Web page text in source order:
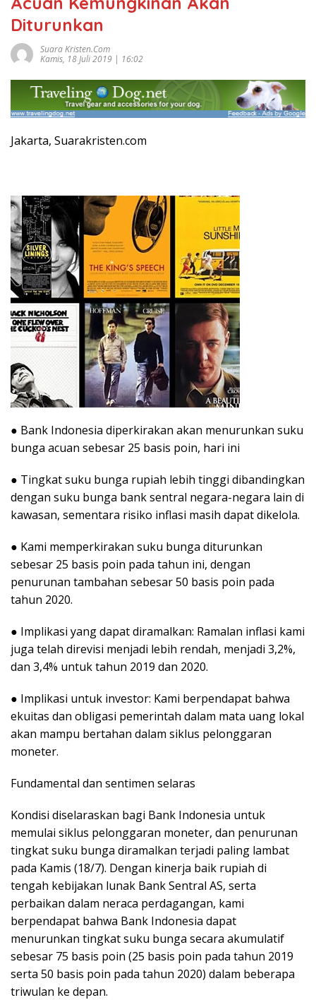
Diturunkan
Suara Kristen.com
Kamis, 18 Juli 2019 | 16:02
Jakarta, Suarakristen.com
● Bank Indonesia diperkirakan akan menurunkan suku
bunga acuan sebesar 25 basis poin, hari ini
● Tingkat suku bunga rupiah lebih tinggi dibandingkan
dengan suku bunga bank sentral negara-negara lain di
kawasan, sementara risiko inflasi masih dapat dikelola.
● Kami memperkirakan suku bunga diturunkan
sebesar 25 basis poin pada tahun ini, dengan
penurunan tambahan sebesar 50 basis poin pada
tahun 2020.
● Implikasi yang dapat diramalkan: Ramalan inflasi kami
juga telah direvisi menjadi lebih rendah, menjadi 3,2%,
dan 3,4% untuk tahun 2019 dan 2020.
● Implikasi untuk investor: Kami berpendapat bahwa
ekuitas dan obligasi pemerintah dalam mata uang lokal
akan mampu bertahan dalam siklus pelonggaran
moneter.
Fundamental dan sentimen selaras
Kondisi diselaraskan bagi Bank Indonesia untuk
memulai siklus pelonggaran moneter, dan penurunan
tingkat suku bunga diramalkan terjadi paling lambat
pada Kamis (18/7). Dengan kinerja baik rupiah di
tengah kebijakan lunak Bank Sentral AS, serta
perbaikan dalam neraca perdagangan, kami
berpendapat bahwa Bank Indonesia dapat
menurunkan tingkat suku bunga secara akumulatif
sebesar 75 basis poin (25 basis poin pada tahun 2019
serta 50 basis poin pada tahun 2020) dalam beberapa
triwulan ke depan.